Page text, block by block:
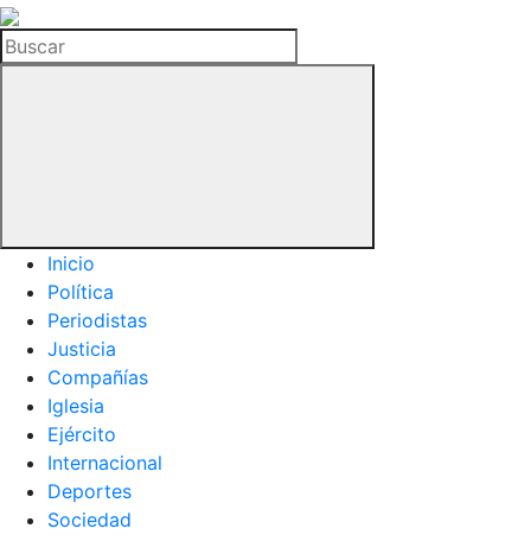
La
Hemeroteca
del
Buscar
Inicio
Política
Periodistas
Justicia
Compañías
Iglesia
Ejército
Internacional
Deportes
Sociedad